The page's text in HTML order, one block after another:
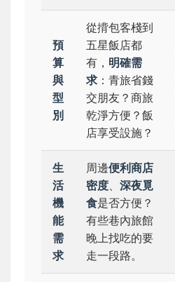
預
算
與
型
別
從揹包客棧到
五星飯店都
有， 明確需
求 ：青旅省錢
交朋友？商旅
乾淨方便？飯
店享受設施？
生
活
機
能
需
求
周邊便利商店
密度
深夜覓
食是否方便？
有些巷內旅館
晚上找吃的要
走一段路。